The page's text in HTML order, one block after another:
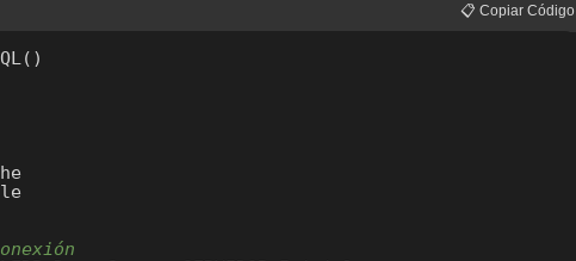
📋 Copiar Código